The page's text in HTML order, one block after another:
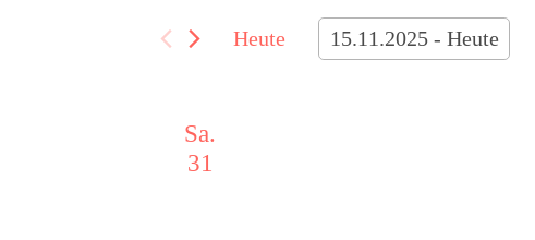
Heute 15.11.2025 - Heute
Sa.
31